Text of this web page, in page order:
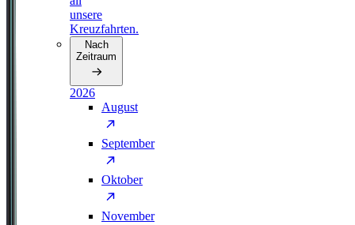
unsere
Kreuzfahrten.
Nach
Zeitraum
2026
August
September
Oktober
November